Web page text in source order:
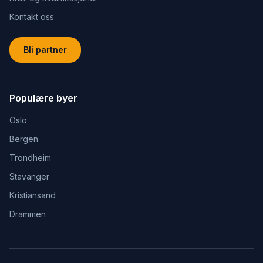
Kontakt oss
Bli partner
Populære byer
Oslo
Bergen
Trondheim
Stavanger
Kristiansand
Drammen